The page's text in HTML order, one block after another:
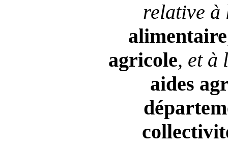
relative
alimentaire
agricole, et à
aides